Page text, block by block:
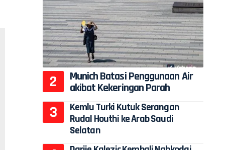
Munich Batasi Penggunaan Air
akibat Kekeringan Parah
Kemlu Turki Kutuk Serangan
Rudal Houthi ke Arab Saudi
Selatan